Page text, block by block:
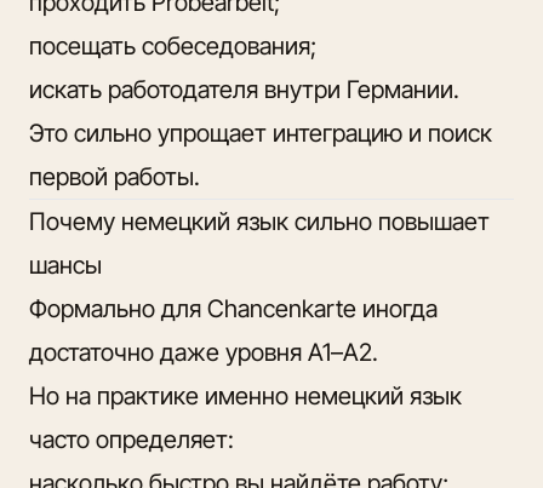
посещать собеседования;
искать работодателя внутри Германии.
Это сильно упрощает интеграцию и поиск
первой работы.
Почему немецкий язык сильно повышает
шансы
Формально для Chancenkarte иногда
достаточно даже уровня A1–A2.
Но на практике именно немецкий язык
часто определяет: